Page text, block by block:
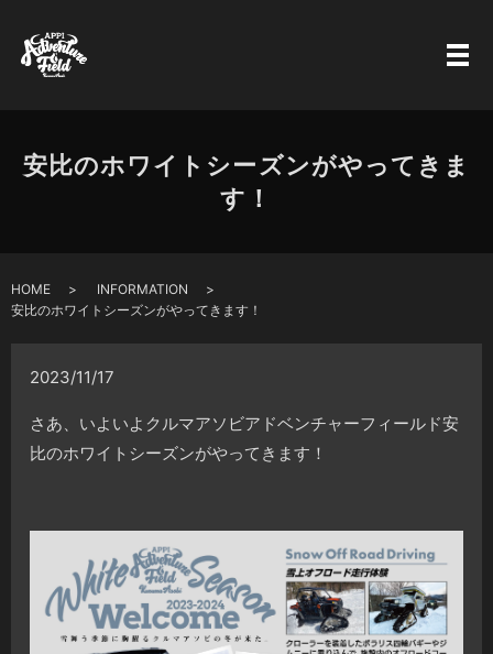
安比のホワイトシーズンがやってきま
す！
HOME
INFORMATION
安比のホワイトシーズンがやってきます！
2023/11/17
さあ、いよいよクルマアソビアドベンチャーフィールド安
比のホワイトシーズンがやってきます！